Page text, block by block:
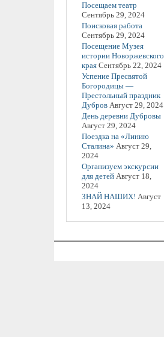
Посещаем театр
Сентябрь 29, 2024
Поисковая работа
Сентябрь 29, 2024
Посещение Музея
истории Новоржевского
края Сентябрь 22, 2024
Успение Пресвятой
Богородицы —
Престольный праздник
Дубров Август 29, 2024
День деревни Дубровы
Август 29, 2024
Поездка на «Линию
Сталина» Август 29,
2024
Организуем экскурсии
для детей Август 18,
2024
ЗНАЙ НАШИХ! Август
13, 2024